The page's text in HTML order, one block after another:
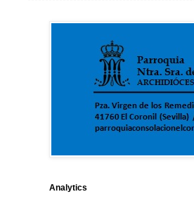
Analytics